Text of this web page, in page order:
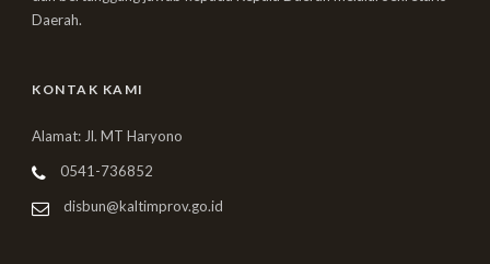
Daerah.
KONTAK KAMI
Alamat: Jl. MT Haryono
0541-736852
disbun@kaltimprov.go.id